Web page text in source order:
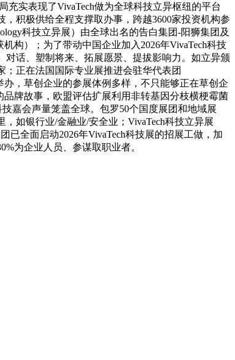
充实表现了VivaTech做为全球科技立异枢纽的平台
积极供给全程支撑取办事，跨越3600家投资机构参
科技立异展）由全球出名的告白集团-阳狮集团及
构）；为了带动中国企业加入2026年VivaTech科技
话、塑制将来、拓展愿景、提拔影响力。如立异颁
正在法国国际专业展推进会驻华代表团
办，草创企业的参展体例多样，不只能够正在草创企
牌故事，欧盟评估扩展利用非转基因分枝横梗霉菌
嘉会声量笼盖全球。包罗50个国度展团和地域展
如银行业/金融业/安全业；VivaTech科技立异展
已全面启动2026年VivaTech科技展的招展工做，加
为企业人员、参谋取职业者。